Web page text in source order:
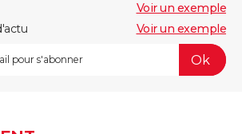
Voir un exemple
Voir un exemple